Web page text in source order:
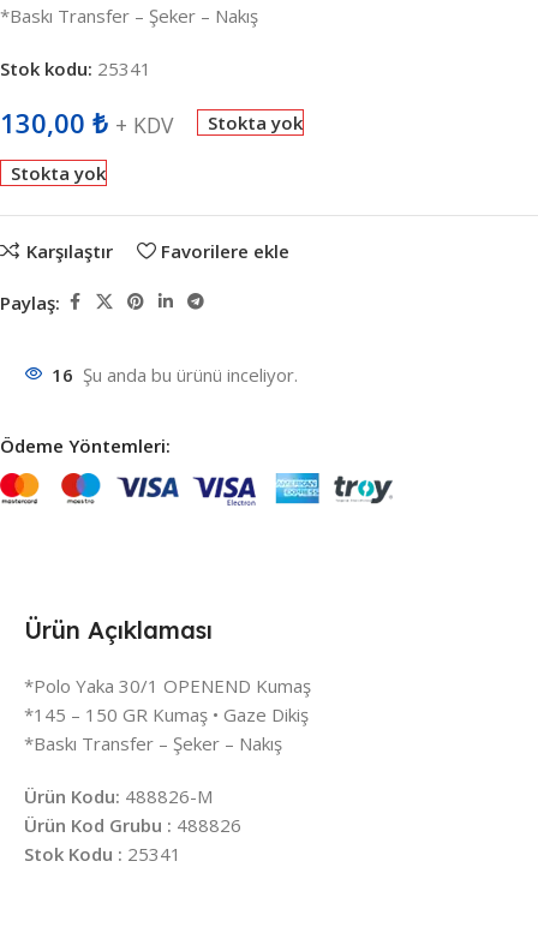
*Baskı Transfer – Şeker – Nakış
Stok kodu: 25341
130,00 ₺ + KDV Stokta yok
Stokta yok
Karşılaştır Favorilere ekle
Paylaş:
16 Şu anda bu ürünü inceliyor.
Ödeme Yöntemleri:
Ürün Açıklaması
*Polo Yaka 30/1 OPENEND Kumaş
*145 – 150 GR Kumaş • Gaze Dikiş
*Baskı Transfer – Şeker – Nakış
Ürün Kodu: 488826-M
Ürün Kod Grubu : 488826
Stok Kodu : 25341